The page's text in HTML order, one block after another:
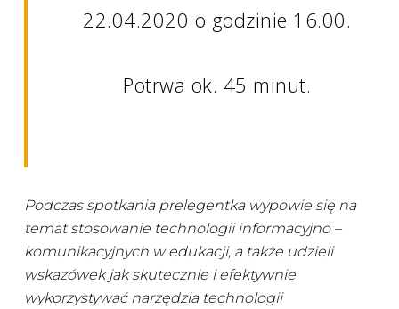
22.04.2020 o godzinie 16.00.
Potrwa ok. 45 minut.
Podczas spotkania prelegentka wypowie się na
temat stosowanie technologii informacyjno –
komunikacyjnych w edukacji, a także udzieli
wskazówek jak skutecznie i efektywnie
wykorzystywać narzędzia technologii